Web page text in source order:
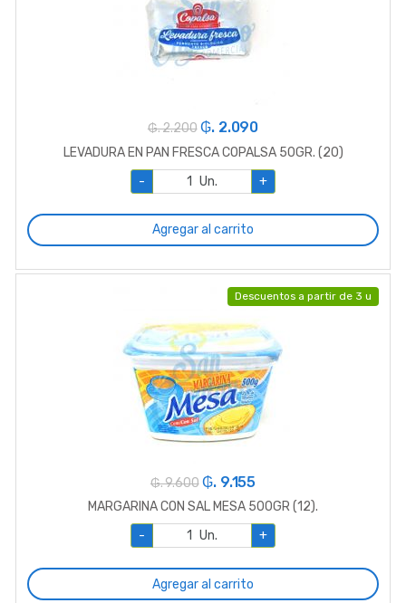
₲. 2.200 ₲. 2.090
LEVADURA EN PAN FRESCA COPALSA 50GR. (20)
-
Un. +
Agregar al carrito
Descuentos a partir de 3 u
₲. 9.600 ₲. 9.155
MARGARINA CON SAL MESA 500GR (12).
-
Un. +
Agregar al carrito